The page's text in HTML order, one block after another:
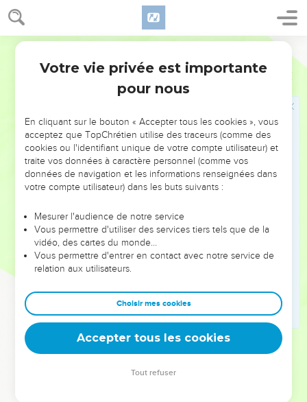
Deutéronome 27
et tout le peuple dira : Amen.
Maudit soit celui qui transporte les bornes de son
prochain ; et tout le peuple dira : Amen.
Maudit soit celui qui fait égarer l'aveugle dans le chemin ;
et tout le peuple dira : Amen.
Maudit soit celui qui fait injustice à l'étranger, à l'orphelin,
et à la veuve ; et tout le peuple dira : Amen.
Maudit soit celui qui couche avec la femme de son père ;
car il découvre le pan de la robe de son père ; et tout le
peuple dira : Amen.
peuple dira : Amen.
Maudit soit celui qui couche avec sa soeur, fille de son
père, ou fille de sa mère ; Et tout le peuple dira : Amen.
Maudit soit celui qui couche avec sa belle-mère ; et tout le
peuple dira : Amen.
Maudit soit celui qui frappe son prochain en secret ; et
tout le peuple dira : Amen.
Maudit soit celui qui prend quelque présent pour mettre à
Votre vie privée est importante
pour nous
En cliquant sur le bouton « Accepter tous les cookies », vous
acceptez que TopChrétien utilise des traceurs (comme des
cookies ou l'identifiant unique de votre compte utilisateur) et
traite vos données à caractère personnel (comme vos
données de navigation et les informations renseignées dans
votre compte utilisateur) dans les buts suivants :
Mesurer l'audience de notre service
Vous permettre d'utiliser des services tiers tels que de la
vidéo, des cartes du monde…
Vous permettre d'entrer en contact avec notre service de
relation aux utilisateurs.
Choisir mes cookies
Accepter tous les cookies
Tout refuser